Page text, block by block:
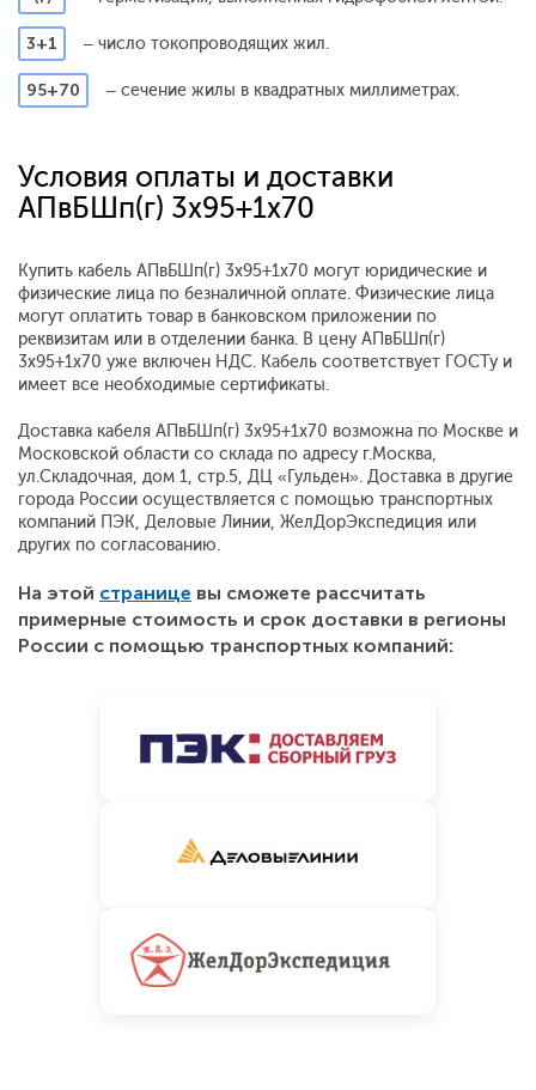
3+1 – число токопроводящих жил.
95+70 – сечение жилы в квадратных миллиметрах.
Условия оплаты и доставки
АПвБШп(г) 3x95+1x70
Купить кабель АПвБШп(г) 3x95+1x70 могут юридические и
физические лица по безналичной оплате. Физические лица
могут оплатить товар в банковском приложении по
реквизитам или в отделении банка. В цену АПвБШп(г)
3x95+1x70 уже включен НДС. Кабель соответствует ГОСТу и
имеет все необходимые сертификаты.
Доставка кабеля АПвБШп(г) 3x95+1x70 возможна по Москве и
Московской области со склада по адресу г.Москва,
ул.Складочная, дом 1, стр.5, ДЦ «Гульден». Доставка в другие
города России осуществляется с помощью транспортных
компаний ПЭК, Деловые Линии, ЖелДорЭкспедиция или
других по согласованию.
На этой странице вы сможете рассчитать
примерные стоимость и срок доставки в регионы
России с помощью транспортных компаний: